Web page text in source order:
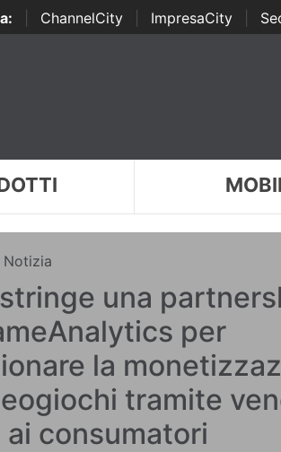
ChannelCity ImpresaCity
Notizia
una
per
la
tramite
consumatori